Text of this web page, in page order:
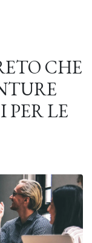
CHE
LE